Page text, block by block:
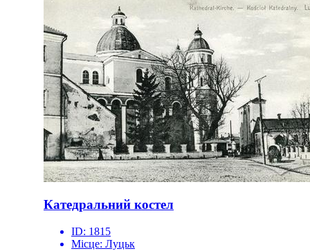
Катедральний костел
ID: 1815
Місце: Луцьк